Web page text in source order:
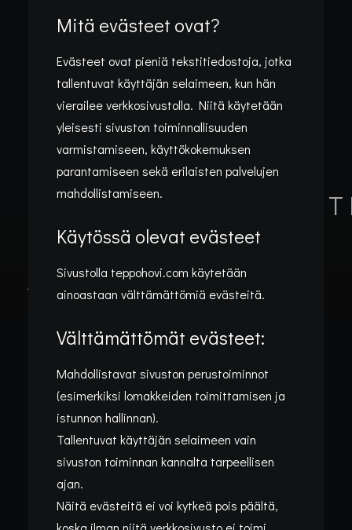
Tietosuojaseloste
Evästeet ovat pieniä tekstitiedostoja,
jotka tallentuvat käyttäjän selaimeen,
käytetään yleisesti sivuston
toiminnallisuuden varmistamiseen,
käyttökokemuksen parantamiseen sekä
erilaisten palvelujen mahdollistamiseen.
Mitä evästeet ovat?
Evästeet ovat pieniä tekstitiedostoja, jotka
tallentuvat käyttäjän selaimeen, kun hän
vierailee verkkosivustolla. Niitä käytetään
yleisesti sivuston toiminnallisuuden
varmistamiseen, käyttökokemuksen
parantamiseen sekä erilaisten palvelujen
mahdollistamiseen.
Käytössä olevat evästeet
Sivustolla teppohovi.com käytetään
ainoastaan välttämättömiä evästeitä.
Välttämättömät evästeet:
Mahdollistavat sivuston perustoiminnot
(esimerkiksi lomakkeiden toimittamisen ja
istunnon hallinnan).
Tallentuvat käyttäjän selaimeen vain
sivuston toiminnan kannalta tarpeellisen
ajan.
Näitä evästeitä ei voi kytkeä pois päältä,